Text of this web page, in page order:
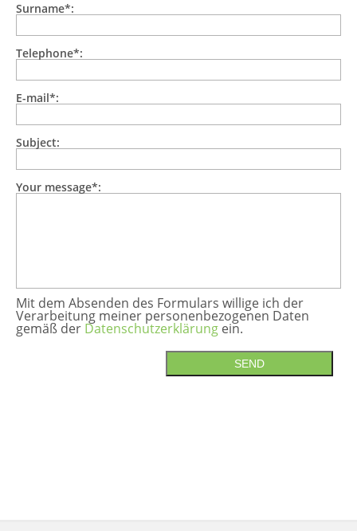
Surname*:
Telephone*:
E-mail*:
Subject:
Your message*:
Mit dem Absenden des Formulars willige ich der
Verarbeitung meiner personenbezogenen Daten
gemäß der Datenschutzerklärung ein.
SEND